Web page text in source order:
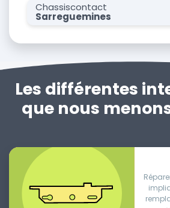
Chassiscontact
Sarreguemines
Les différentes
que nous